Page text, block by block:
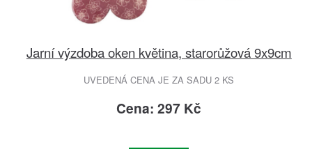
Jarní výzdoba oken květina, starorůžová 9x9cm
UVEDENÁ CENA JE ZA SADU 2 KS
Cena: 297 Kč